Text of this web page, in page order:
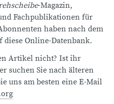
-Magazin,
Fachpublikationen für
haben nach dem
Online-Datenbank.
Artikel nicht? Ist ihr
suchen Sie nach älteren
uns am besten eine E-Mail